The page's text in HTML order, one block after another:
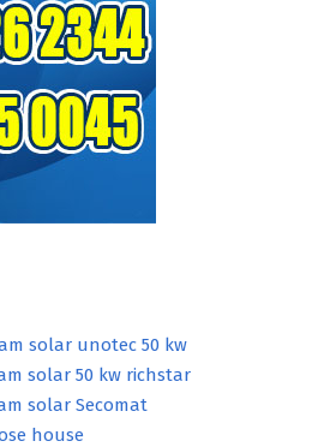
solar unotec 50 kw
solar 50 kw richstar
solar Secomat
house